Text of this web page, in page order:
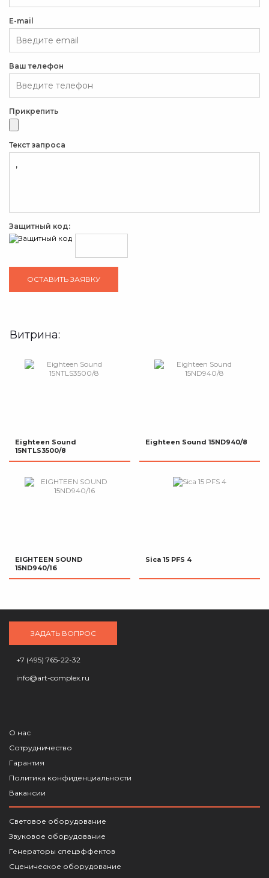
E-mail
Ваш телефон
Прикрепить
Текст запроса
Защитный код:
Витрина:
Eighteen Sound
15NTLS3500/8
Eighteen Sound 15ND940/8
EIGHTEEN SOUND
15ND940/16
Sica 15 PFS 4
ЗАДАТЬ ВОПРОС
+7 (495) 765-22-32
info@art-complex.ru
О нас
Сотрудничество
Гарантия
Политика конфиденциальности
Вакансии
Световое оборудование
Звуковое оборудование
Генераторы спецэффектов
Сценическое оборудование